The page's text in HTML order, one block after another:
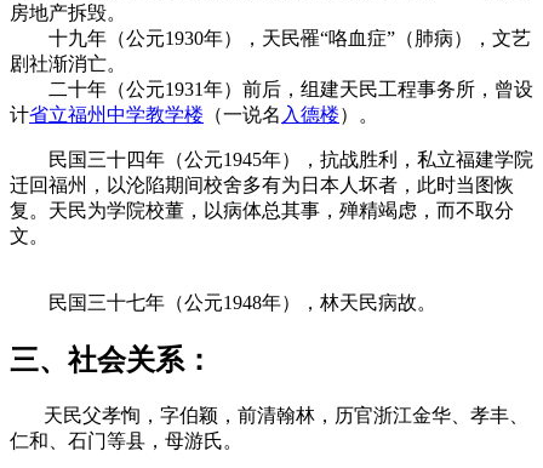
房地产拆毁。
十九年（公元1930年），天民罹“咯血症”（肺病），文艺
剧社渐消亡。
二十年（公元1931年）前后，组建天民工程事务所，曾设
计省立福州中学教学楼 （一说名 入德楼）。
民国三十四年（公元1945年），抗战胜利，私立福建学院
迁回福州，以沦陷期间校舍多有为日本人坏者，此时当图恢
复。天民为学院校董，以病体总其事，殚精竭虑，而不取分
文。
民国三十七年（公元1948年），林天民病故。
三、社会关系：
天民父孝恂，字伯颖，前清翰林，历官浙江金华、孝丰、
仁和、石门等县， 母游氏。